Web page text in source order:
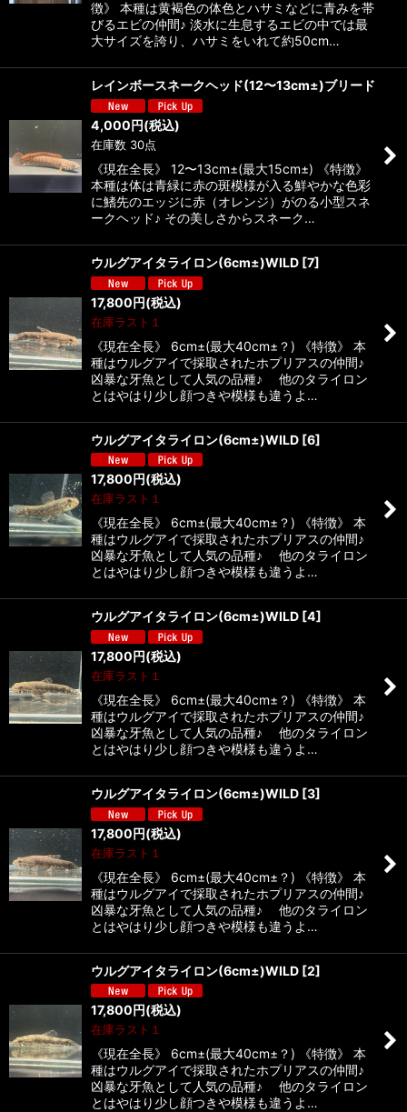
徴》 本種は黄褐色の体色とハサミなどに青みを帯
びるエビの仲間♪ 淡水に生息するエビの中では最
大サイズを誇り、ハサミをいれて約50cm…
レインボースネークヘッド(12〜13cm±)ブリード
4,000円(税込)
在庫数 30点
《現在全長》 12〜13cm±(最大15cm±) 《特徴》
本種は体は青緑に赤の斑模様が入る鮮やかな色彩
に鰭先のエッジに赤（オレンジ）がのる小型スネ
ークヘッド♪ その美しさからスネーク…
ウルグアイタライロン(6cm±)WILD [7]
17,800円(税込)
在庫ラスト１
《現在全長》 6cm±(最大40cm±？) 《特徴》 本
種はウルグアイで採取されたホプリアスの仲間♪
凶暴な牙魚として人気の品種♪ 他のタライロン
とはやはり少し顔つきや模様も違うよ…
ウルグアイタライロン(6cm±)WILD [6]
17,800円(税込)
在庫ラスト１
《現在全長》 6cm±(最大40cm±？) 《特徴》 本
種はウルグアイで採取されたホプリアスの仲間♪
凶暴な牙魚として人気の品種♪ 他のタライロン
とはやはり少し顔つきや模様も違うよ…
ウルグアイタライロン(6cm±)WILD [4]
17,800円(税込)
在庫ラスト１
《現在全長》 6cm±(最大40cm±？) 《特徴》 本
種はウルグアイで採取されたホプリアスの仲間♪
凶暴な牙魚として人気の品種♪ 他のタライロン
とはやはり少し顔つきや模様も違うよ…
ウルグアイタライロン(6cm±)WILD [3]
17,800円(税込)
在庫ラスト１
《現在全長》 6cm±(最大40cm±？) 《特徴》 本
種はウルグアイで採取されたホプリアスの仲間♪
凶暴な牙魚として人気の品種♪ 他のタライロン
とはやはり少し顔つきや模様も違うよ…
ウルグアイタライロン(6cm±)WILD [2]
17,800円(税込)
在庫ラスト１
《現在全長》 6cm±(最大40cm±？) 《特徴》 本
種はウルグアイで採取されたホプリアスの仲間♪
凶暴な牙魚として人気の品種♪ 他のタライロン
とはやはり少し顔つきや模様も違うよ…